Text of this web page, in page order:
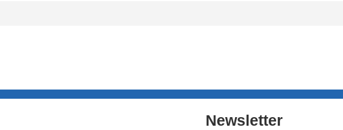
Newsletter